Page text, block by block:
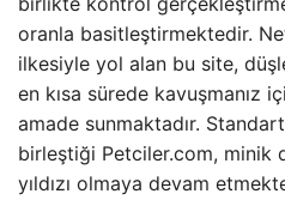
oranla basitleştirmektedir.
ilkesiyle yol alan bu site,
en kısa sürede kavuşmanız
amade sunmaktadır.
birleştiği Petciler.com, minik
yıldızı olmaya devam